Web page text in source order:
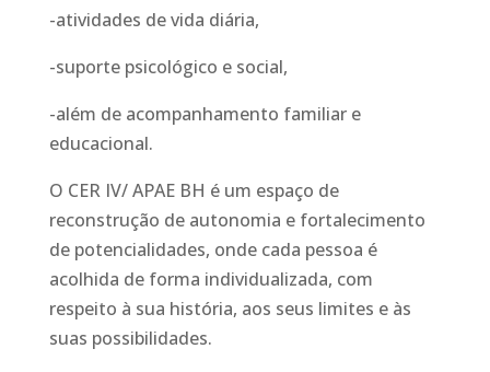
-atividades de vida diária,
-suporte psicológico e social,
-além de acompanhamento familiar e
educacional.
O CER IV/ APAE BH é um espaço de
reconstrução de autonomia e fortalecimento
de potencialidades, onde cada pessoa é
acolhida de forma individualizada, com
respeito à sua história, aos seus limites e às
suas possibilidades.